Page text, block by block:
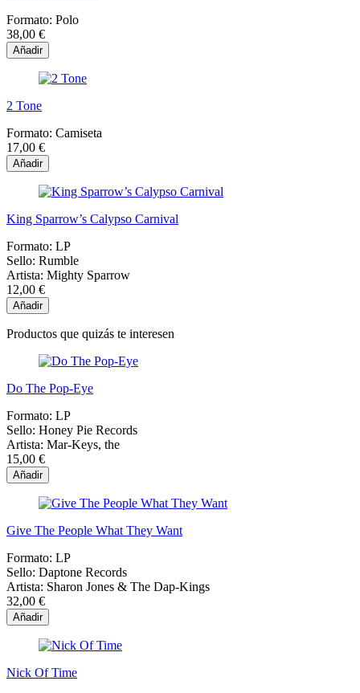
Formato: Polo
38,00 €
Añadir
2 Tone
Formato: Camiseta
17,00 €
Añadir
King Sparrow’s Calypso Carnival
Formato: LP
Sello: Rumble
Artista: Mighty Sparrow
12,00 €
Añadir
Productos que quizás te interesen
Do The Pop-Eye
Formato: LP
Sello: Honey Pie Records
Artista: Mar-Keys, the
15,00 €
Añadir
Give The People What They Want
Formato: LP
Sello: Daptone Records
Artista: Sharon Jones & The Dap-Kings
32,00 €
Añadir
Nick Of Time